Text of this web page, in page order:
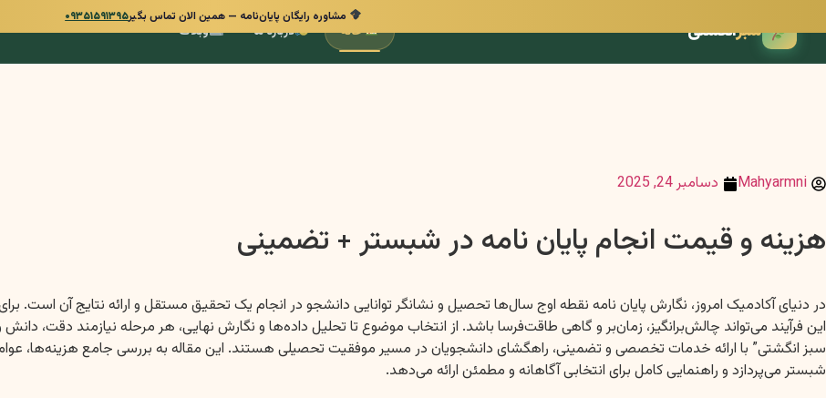
مشاوره رایگان پایان‌نامه — همین الان تماس بگیر۰۹۳۵۱۵۹۱۳۹۵
سبزانگشتی خانه درباره ما وبلاگ
Mahyarmni دسامبر 24, 2025
هزینه و قیمت انجام پایان نامه در شبستر + تضمینی
در دنیای آکادمیک امروز، نگارش پایان نامه نقطه اوج سال‌ها تحصیل و نشانگر توانایی دانشجو در انجام یک تحقیق مستقل و ارائه نتایج آن است.
این فرآیند می‌تواند چالش‌برانگیز، زمان‌بر و گاهی طاقت‌فرسا باشد. از انتخاب موضوع تا تحلیل داده‌ها و نگارش نهایی، هر مرحله نیازمند
سبز انگشتی” با ارائه خدمات تخصصی و تضمینی، راهگشای دانشجویان در مسیر موفقیت تحصیلی هستند. این مقاله به بررسی جامع هزینه‌ها،
شبستر می‌پردازد و راهنمایی کامل برای انتخابی آگاهانه و مطمئن ارائه می‌دهد.